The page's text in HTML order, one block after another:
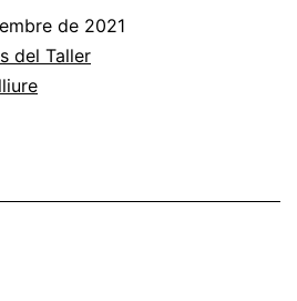
de 2021
del Taller